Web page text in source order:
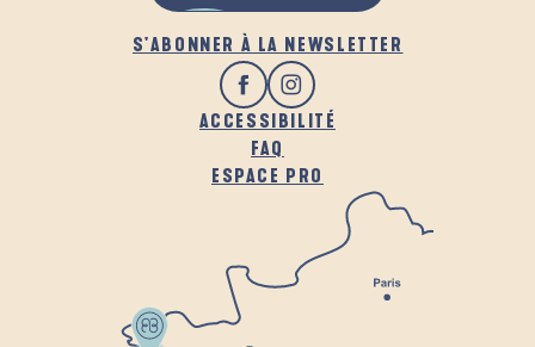
S'ABONNER À LA NEWSLETTER
ACCESSIBILITÉ
FAQ
ESPACE PRO